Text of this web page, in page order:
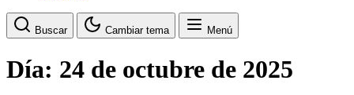
Buscar Cambiar tema Menú
Día: 24 de octubre de 2025